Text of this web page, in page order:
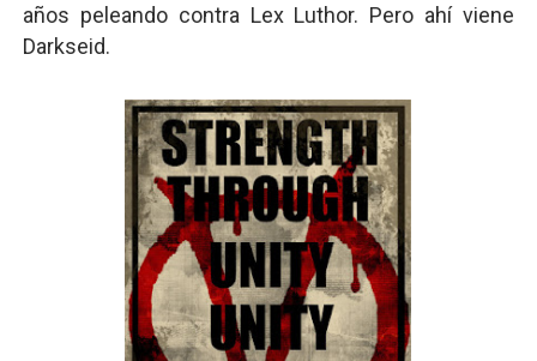
años peleando contra Lex Luthor. Pero ahí viene
Darkseid.